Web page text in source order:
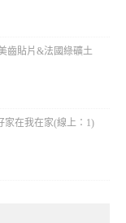
齒貼片&法國綠礦土
家在我在家(線上：1)